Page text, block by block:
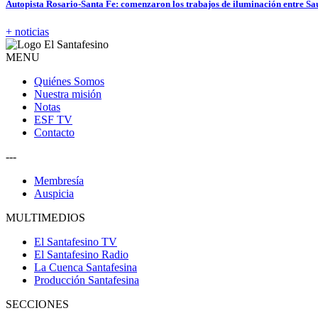
Autopista Rosario-Santa Fe: comenzaron los trabajos de iluminación entre
+ noticias
MENU
Quiénes Somos
Nuestra misión
Notas
ESF TV
Contacto
---
Membresía
Auspicia
MULTIMEDIOS
El Santafesino TV
El Santafesino Radio
La Cuenca Santafesina
Producción Santafesina
SECCIONES